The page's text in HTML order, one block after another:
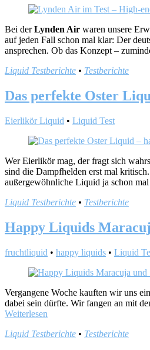
Bei derLynden Air waren unsere
auf jeden Fall schon mal klar: Der
ansprechen. Ob das Konzept –
Liquid Testberichte • Testberichte
Das perfekte Oster
Eierlikör Liquid • Liquid Test
Wer Eierlikör mag, der fragt sich
sind die Dampfhelden erst mal
außergewöhnliche Liquid ja schon
Liquid Testberichte • Testberichte
Happy Liquids
fruchtliquid • happy liquids • Liquid
Vergangene Woche kauften wir uns
dabei sein dürfte. Wir fangen an mit
Weiterlesen
Liquid Testberichte • Testberichte